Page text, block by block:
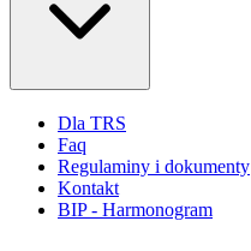
Dla TRS
Faq
Regulaminy i dokumenty
Kontakt
BIP - Harmonogram